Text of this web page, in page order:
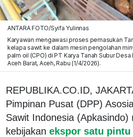
ANTARA FOTO/Syifa Yulinnas
Karyawan mengawasi proses pemasukan
kelapa sawit ke dalam mesin pengolahan
palm oil (CPO) di PT Karya Tanah Subur
Aceh Barat, Aceh, Rabu (1/4/2026).
REPUBLIKA.CO.ID,
Pimpinan Pusat (DPP)
Sawit Indonesia (Apkasindo)
kebijakan ekspor satu pintu